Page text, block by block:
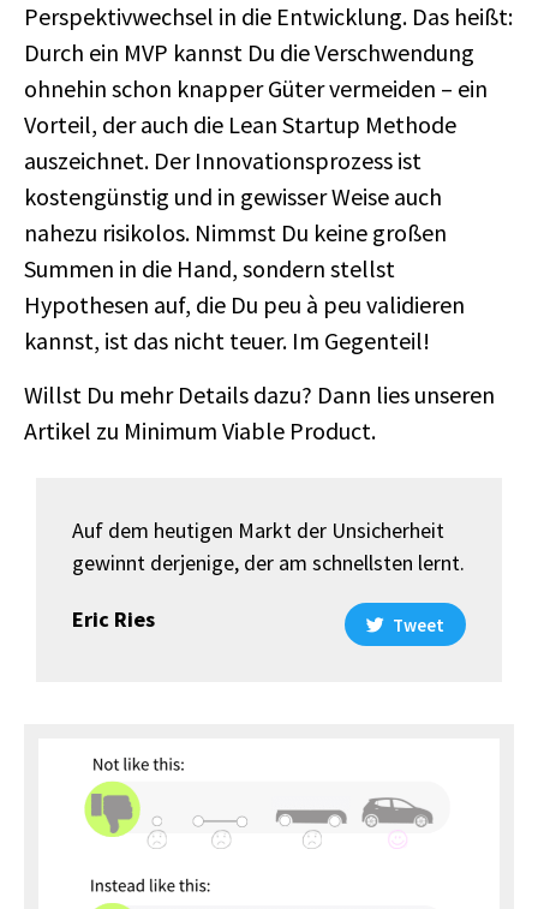
Perspektivwechsel in die Entwicklung. Das heißt:
Durch ein MVP kannst Du die Verschwendung
ohnehin schon knapper Güter vermeiden – ein
Vorteil, der auch die Lean Startup Methode
auszeichnet. Der Innovationsprozess ist
kostengünstig und in gewisser Weise auch
nahezu risikolos. Nimmst Du keine großen
Summen in die Hand, sondern stellst
Hypothesen auf, die Du peu à peu validieren
kannst, ist das nicht teuer. Im Gegenteil!
Willst Du mehr Details dazu? Dann lies unseren
Artikel zu Minimum Viable Product.
Auf dem heutigen Markt der Unsicherheit
gewinnt derjenige, der am schnellsten lernt.
Eric Ries Tweet